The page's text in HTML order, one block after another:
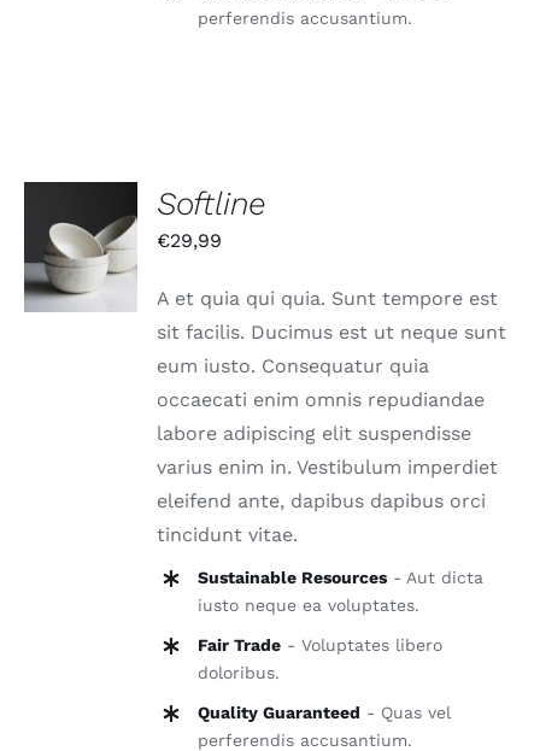
perferendis accusantium.
WARENKORB
/
DETAILS
Softline
€29,99
A et quia qui quia. Sunt tempore est
sit facilis. Ducimus est ut neque sunt
eum iusto. Consequatur quia
occaecati enim omnis repudiandae
labore adipiscing elit suspendisse
varius enim in. Vestibulum imperdiet
eleifend ante, dapibus dapibus orci
tincidunt vitae.
Sustainable Resources- Aut dicta
iusto neque ea voluptates.
Fair Trade- Voluptates libero
doloribus.
Quality Guaranteed - Quas vel
perferendis accusantium.